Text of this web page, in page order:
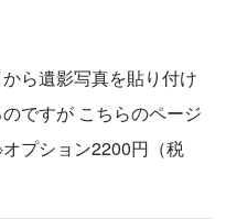
ら遺影写真を貼り付け
ですが こちらのページ
プション2200円（税